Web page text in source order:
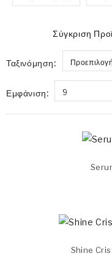
Σύγκριση
Ταξινόμηση: Προεπιλογή
Εμφάνιση: 9
Shine